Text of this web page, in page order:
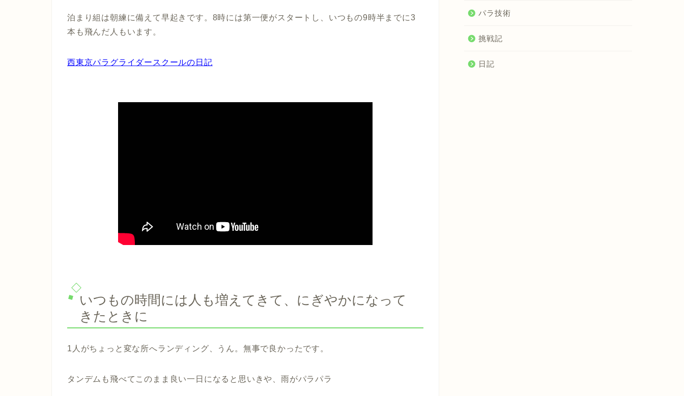
泊まり組は朝練に備えて早起きです。8時には第一便がスタートし、いつもの9時半までに3
本も飛んだ人もいます。
西東京パラグライダースクールの日記
いつもの時間には人も増えてきて、にぎやかになって
きたときに
1人がちょっと変な所へランディング、うん。無事で良かったです。
タンデムも飛べてこのまま良い一日になると思いきや、雨がパラパラ
パラ技術
挑戦記
日記